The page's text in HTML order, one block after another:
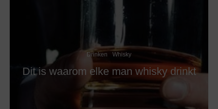
Drinken Whisky
Dit is waarom elke man whisky drinkt